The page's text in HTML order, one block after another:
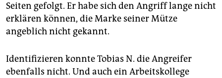
Seiten gefolgt. Er habe sich den Angriff lange nicht
erklären können, die Marke seiner Mütze
angeblich nicht gekannt.
Identifizieren konnte Tobias N. die Angreifer
ebenfalls nicht. Und auch ein Arbeitskollege